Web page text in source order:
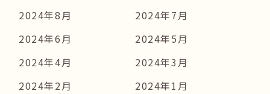
2024年8月
2024年7月
2024年6月
2024年5月
2024年4月
2024年3月
2024年2月
2024年1月